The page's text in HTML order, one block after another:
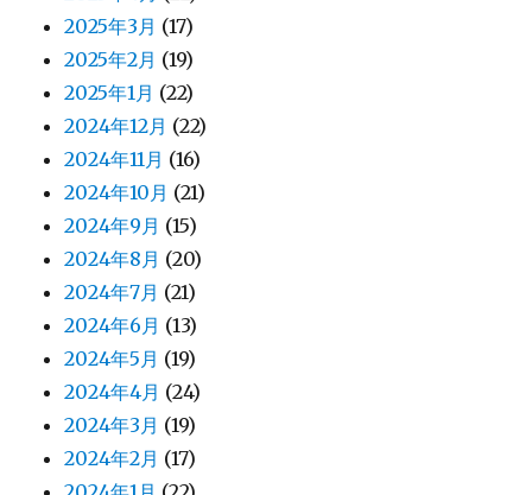
2025年3月 (17)
2025年2月 (19)
2025年1月 (22)
2024年12月 (22)
2024年11月 (16)
2024年10月 (21)
2024年9月 (15)
2024年8月 (20)
2024年7月 (21)
2024年6月 (13)
2024年5月 (19)
2024年4月 (24)
2024年3月 (19)
2024年2月 (17)